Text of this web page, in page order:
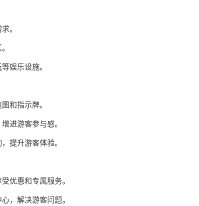
。
娱乐设施。
和指示牌。
进游客参与感。
提升游客体验。
优惠和专属服务。
，解决游客问题。